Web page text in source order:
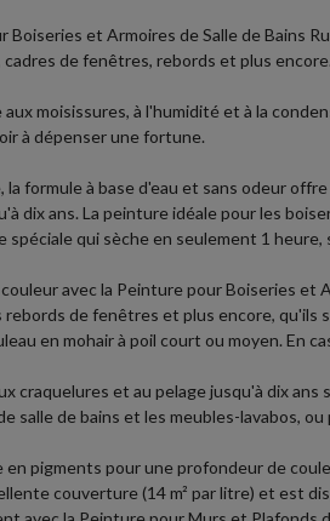
Boiseries et Armoires de Salle de Bains
de fenêtres, rebords et plus encore.
moisissures, à l'humidité et à la
à dépenser une fortune.
la formule à base d'eau et sans odeur
dix ans. La peinture idéale pour les
qui sèche en seulement 1 heure,
avec la Peinture pour Boiseries et
rebords de fenêtres et plus encore,
en mohair à poil court ou moyen. En
craquelures et au pelage jusqu'à dix
salle de bains et les meubles-lavabos,
pigments pour une profondeur de
couverture (14 m² par litre) et est